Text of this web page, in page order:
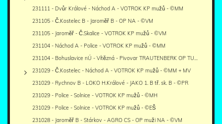
231111 - Dvůr Králové - Náchod A - VOTROK KP mužů - ©MM
231105 - Č.Kostelec B - Jaroměř B - OP NA - ©VM
231105 - Jaroměř - Č.Skalice - VOTROK KP mužů - ©VM
231104 - Náchod A - Police - VOTROK KP mužů - ©MM
231104 - Bohuslavice nÚ - Vítězná - Pivovar TRAUTENBERK OP TU…
231029 - Č.Kostelec - Náchod A - VOTROK KP mužů - ©MM + MV
231029 - Rychnov B - LOKO H.Králové - JAKO 1. B tř. sk. B - ©PR
231029 - Police - Solnice - VOTROK KP mužů - ©MH
231029 - Police - Solnice - VOTROK KP mužů - ©EŠ
231028 - Jaroměř B - Stárkov - AGRO CS - OP muži NA - ©VM